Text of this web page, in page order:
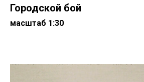
Городской бой
масштаб 1:30